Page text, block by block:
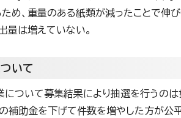
め、重量のある紙類が減ったことで伸び
量は増えていない。
いて
について募集結果により抽選を行うの
補助金を下げて件数を増やした方が公平